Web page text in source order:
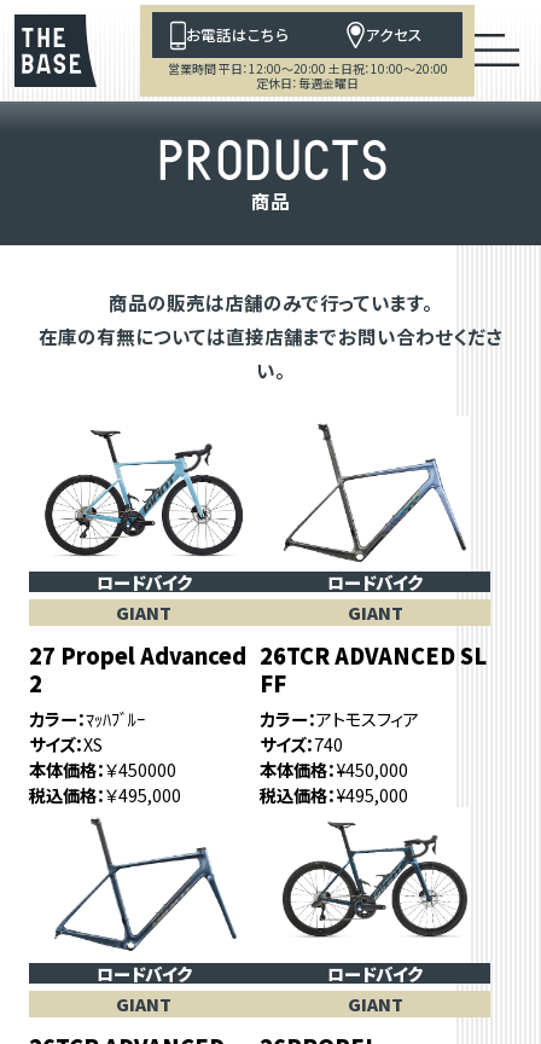
お電話はこちら アクセス
営業時間 平日：12:00～20:00 土日祝：10:00～20:00
定休日：毎週金曜日
PRODUCTS
商品
商品の販売は店舗のみで行っています。
在庫の有無については直接店舗までお問い合わせくださ
い。
ロードバイク
GIANT
27 Propel Advanced
2
カラー ﾏｯﾊﾌﾞﾙｰ
サイズ XS
本体価格 ￥450000
税込価格 ￥495,000
ロードバイク
GIANT
26TCR ADVANCED SL
FF
カラー アトモスフィア
サイズ 740
本体価格 ¥450,000
税込価格 ¥495,000
ロードバイク
GIANT
ロードバイク
GIANT